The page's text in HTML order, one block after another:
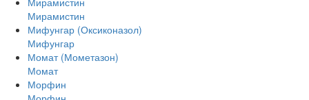
Мирамистин
Мифунгар (Оксиконазол)
Мифунгар
Момат (Мометазон)
Момат
Морфин